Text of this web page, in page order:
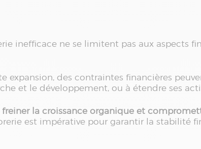
inefficace ne se limitent pas aux aspects
des contraintes financières
et le développement, ou à étendre ses
freiner la croissance organique et
est impérative pour garantir la stabilité